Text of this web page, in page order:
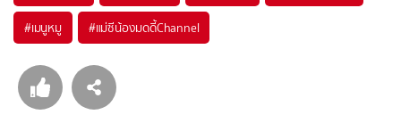
#เมนูหมู #แม่ซีน้องมดดี้Channel